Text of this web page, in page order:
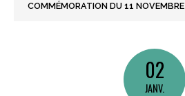
COMMÉMORATION DU 11 NOVEMBRE
02
JANV.